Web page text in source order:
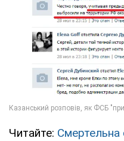
Читайте: Смертельна